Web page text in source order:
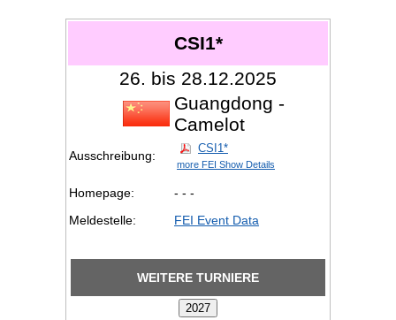
CSI1*
26. bis 28.12.2025
Guangdong -
Camelot
Ausschreibung: CSI1*
more FEI Show Details
Homepage:
- - -
Meldestelle:
FEI Event Data
WEITERE TURNIERE